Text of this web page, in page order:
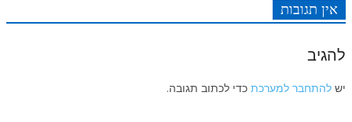
אין תגובות
להגיב
יש להתחבר למערכת כדי לכתוב תגובה.